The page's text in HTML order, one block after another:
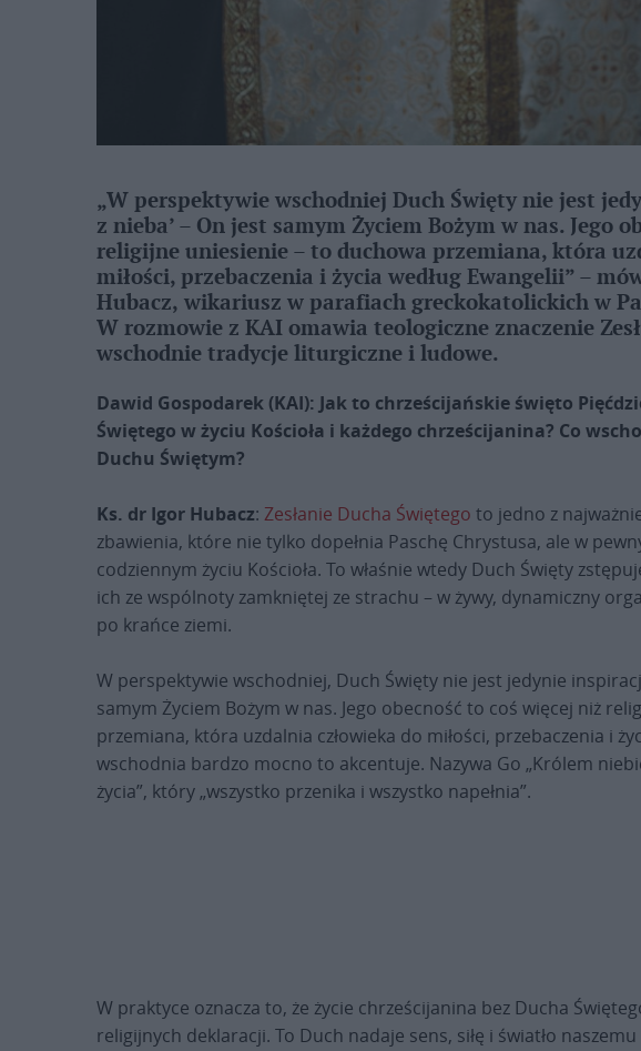
„W perspektywie wschodniej Duch Święty nie jest
z nieba’ – On jest samym Życiem Bożym w nas. Jego
religijne uniesienie – to duchowa przemiana, która
miłości, przebaczenia i życia według Ewangelii” –
Hubacz, wikariusz w parafiach greckokatolickich w
W rozmowie z KAI omawia teologiczne znaczenie
wschodnie tradycje liturgiczne i ludowe.
Dawid Gospodarek (KAI): Jak to chrześcijańskie święto
Świętego w życiu Kościoła i każdego chrześcijanina? Co
Duchu Świętym?
Ks. dr Igor Hubacz: Zesłanie Ducha Świętego to jedno z
zbawienia, które nie tylko dopełnia Paschę Chrystusa, ale w
codziennym życiu Kościoła. To właśnie wtedy Duch Święty
ich ze wspólnoty zamkniętej ze strachu – w żywy, dynamiczny
po krańce ziemi.
W perspektywie wschodniej, Duch Święty nie jest jedynie
samym Życiem Bożym w nas. Jego obecność to coś więcej niż
przemiana, która uzdalnia człowieka do miłości, przebaczenia i
wschodnia bardzo mocno to akcentuje. Nazywa Go „Królem
życia”, który „wszystko przenika i wszystko napełnia”.
W praktyce oznacza to, że życie chrześcijanina bez Ducha
religijnych deklaracji. To Duch nadaje sens, siłę i światło